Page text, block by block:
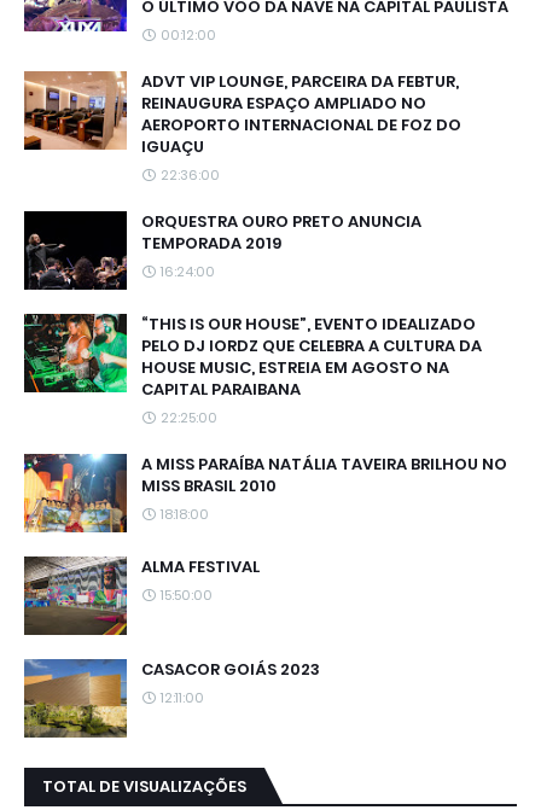
O ÚLTIMO VOO DA NAVE NA CAPITAL PAULISTA
00:12:00
ADVT VIP LOUNGE, PARCEIRA DA FEBTUR,
REINAUGURA ESPAÇO AMPLIADO NO
AEROPORTO INTERNACIONAL DE FOZ DO
IGUAÇU
22:36:00
ORQUESTRA OURO PRETO ANUNCIA
TEMPORADA 2019
16:24:00
“THIS IS OUR HOUSE”, EVENTO IDEALIZADO
PELO DJ IORDZ QUE CELEBRA A CULTURA DA
HOUSE MUSIC, ESTREIA EM AGOSTO NA
CAPITAL PARAIBANA
22:25:00
A MISS PARAÍBA NATÁLIA TAVEIRA BRILHOU NO
MISS BRASIL 2010
18:18:00
ALMA FESTIVAL
15:50:00
CASACOR GOIÁS 2023
12:11:00
TOTAL DE VISUALIZAÇÕES